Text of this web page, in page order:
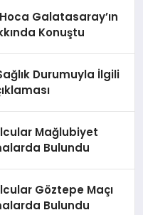
Galatasaray’ın
Konuştu
Durumuyla İlgili
Mağlubiyet
Bulundu
Göztepe Maçı
Bulundu